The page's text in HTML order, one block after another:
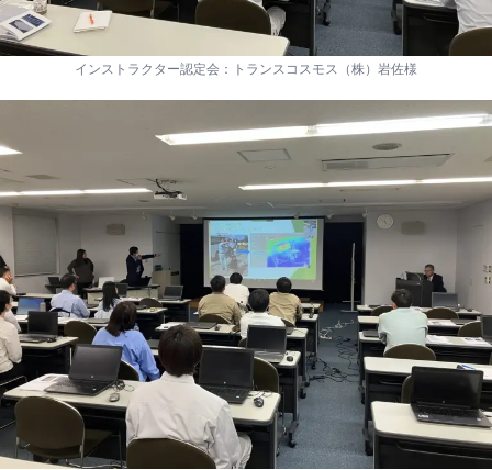
インストラクター認定会：トランスコスモス（株）岩佐様